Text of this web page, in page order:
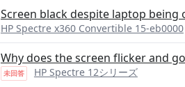
Screen black despite laptop
HP Spectre x360 Convertible 15-eb0000
Why does the screen flicker and
未回答 HP Spectre 12シリーズ